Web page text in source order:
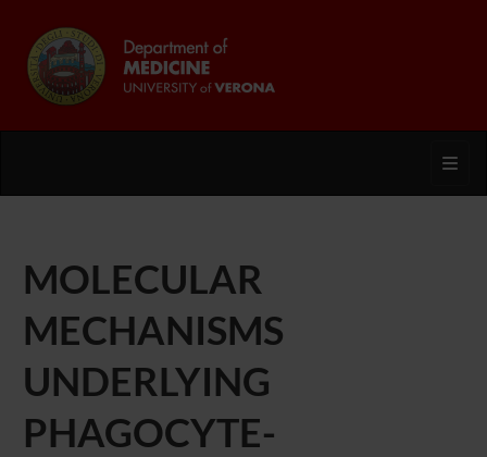
MOLECULAR
MECHANISMS
UNDERLYING
PHAGOCYTE-